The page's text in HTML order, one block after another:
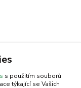
s použitím souborů
týkající se Vašich